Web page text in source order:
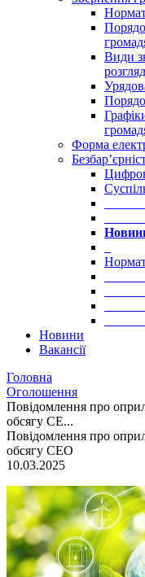
Види
Форма
Новини
Вакансії
Головна
Оголошення
Повідомлення про
обсягу СЕ...
Повідомлення про
обсягу СЕО
10.03.2025